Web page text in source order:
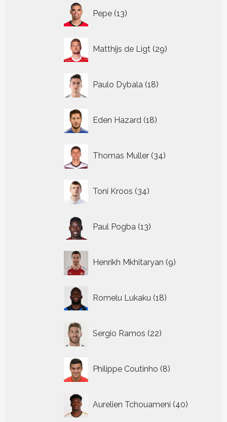
Pepe 13
producten
Matthijs de Ligt 29
producten
Paulo Dybala 18
producten
Eden Hazard 18
producten
Thomas Muller 34
producten
Toni Kroos 34
producten
Paul Pogba 13
producten
Henrikh Mkhitaryan 9
producten
Romelu Lukaku 18
producten
Sergio Ramos 22
producten
Philippe Coutinho 8
producten
Aurelien Tchouameni 40
producten